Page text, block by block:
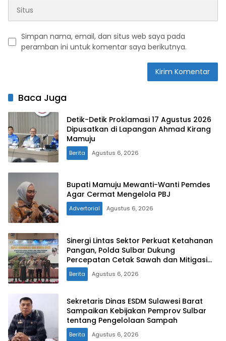
Simpan nama, email, dan situs web saya pada
peramban ini untuk komentar saya berikutnya.
Baca Juga
Detik-Detik Proklamasi 17 Agustus 2026
Dipusatkan di Lapangan Ahmad Kirang
Berita Agustus 6, 2026
Bupati Mamuju Mewanti-Wanti Pemdes
Agar Cermat Mengelola PBJ
Advertorial Agustus 6, 2026
Sinergi Lintas Sektor Perkuat Ketahanan
Pangan, Polda Sulbar Dukung
Percepatan Cetak Sawah dan Mitigasi
Kekeringan
Berita Agustus 6, 2026
Sekretaris Dinas ESDM Sulawesi Barat
Sampaikan Kebijakan Pemprov Sulbar
Berita Agustus 6, 2026